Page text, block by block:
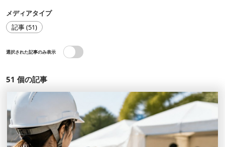
メディアタイプ
記事 (51)
選択された記事のみ表示
51 個の記事